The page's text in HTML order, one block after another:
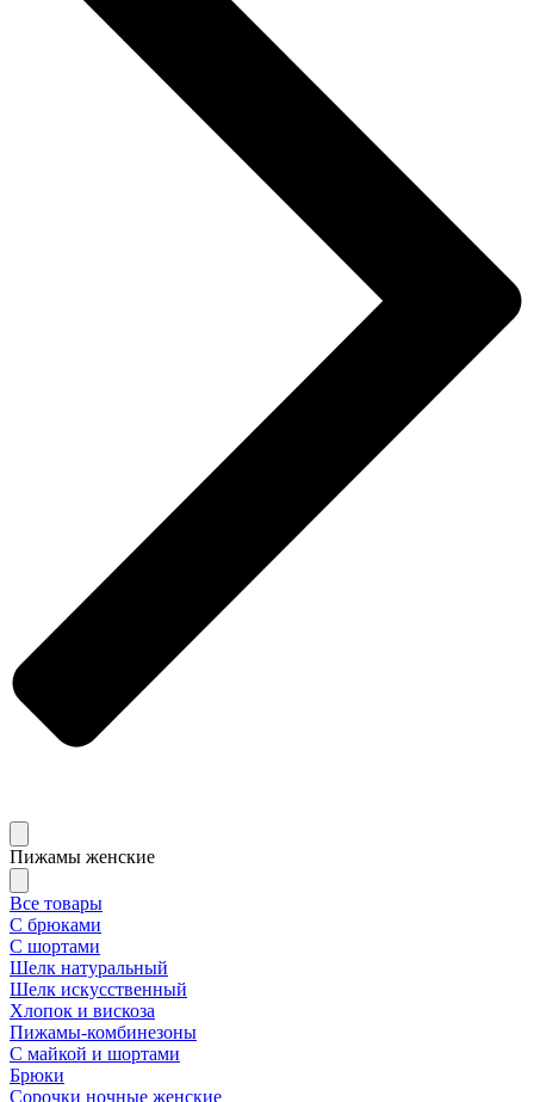
Пижамы женские
Все товары
С брюками
С шортами
Шелк натуральный
Шелк искусственный
Хлопок и вискоза
Пижамы-комбинезоны
С майкой и шортами
Брюки
Сорочки ночные женские